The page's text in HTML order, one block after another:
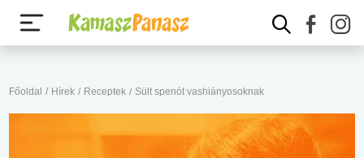
Főoldal / Hírek / Receptek / Sült spenót vashiányosoknak